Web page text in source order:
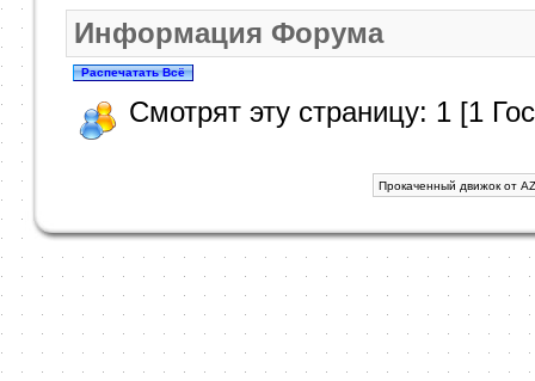
Информация Форума
Смотрят эту страницу: 1 [1
Прокаченный движок от